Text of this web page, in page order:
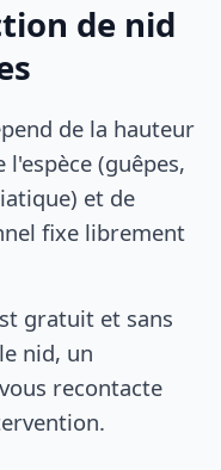
de nid
de la hauteur
(guêpes,
et de
fixe librement
gratuit et sans
nid, un
recontacte